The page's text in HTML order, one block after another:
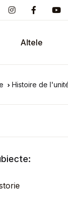
Altele
Histoire de